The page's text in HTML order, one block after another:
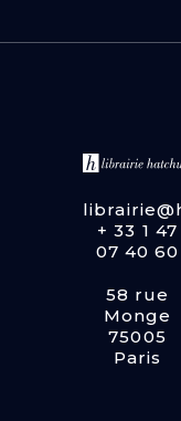
+ 33 1 47
07 40 60
58 rue
Monge
75005
Paris